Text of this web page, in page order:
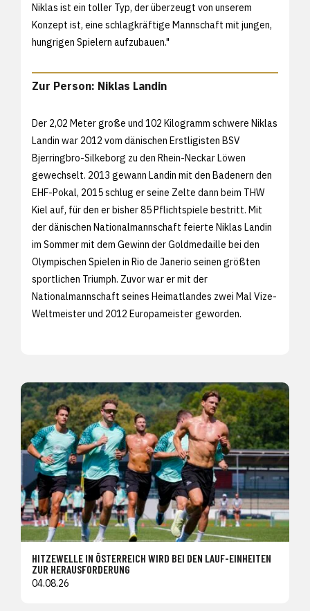
Niklas ist ein toller Typ, der überzeugt von unserem
Konzept ist, eine schlagkräftige Mannschaft mit jungen,
hungrigen Spielern aufzubauen."
Zur Person: Niklas Landin
Der 2,02 Meter große und 102 Kilogramm schwere Niklas
Landin war 2012 vom dänischen Erstligisten BSV
Bjerringbro-Silkeborg zu den Rhein-Neckar Löwen
gewechselt. 2013 gewann Landin mit den Badenern den
EHF-Pokal, 2015 schlug er seine Zelte dann beim THW
Kiel auf, für den er bisher 85 Pflichtspiele bestritt. Mit
der dänischen Nationalmannschaft feierte Niklas Landin
im Sommer mit dem Gewinn der Goldmedaille bei den
Olympischen Spielen in Rio de Janerio seinen größten
sportlichen Triumph. Zuvor war er mit der
Nationalmannschaft seines Heimatlandes zwei Mal Vize-
Weltmeister und 2012 Europameister geworden.
HITZEWELLE IN ÖSTERREICH WIRD BEI DEN LAUF-EINHEITEN
ZUR HERAUSFORDERUNG
04.08.26